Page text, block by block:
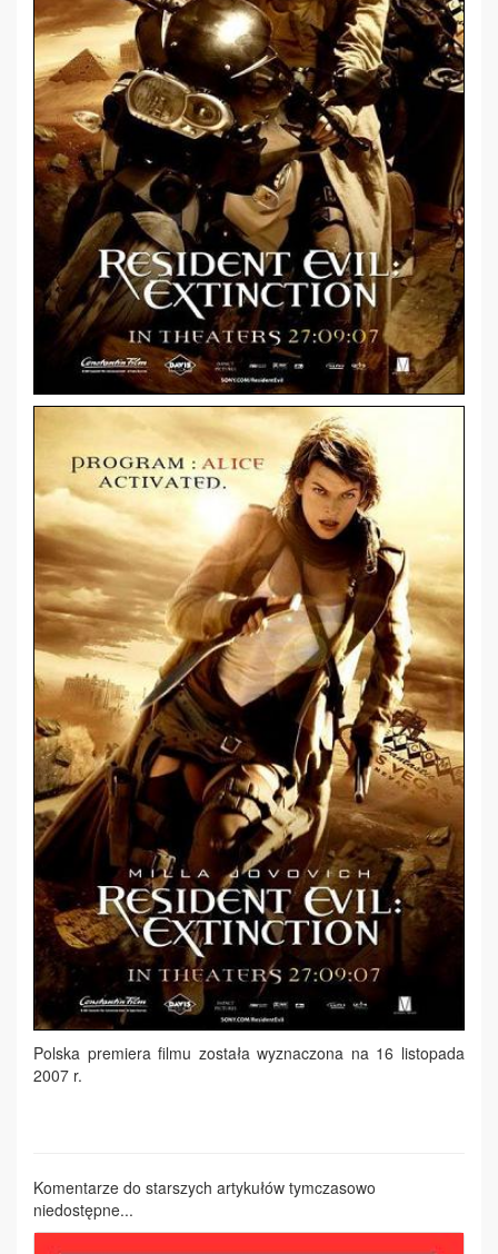
Polska premiera filmu została wyznaczona na 16 listopada
2007 r.
Komentarze do starszych artykułów tymczasowo
niedostępne...